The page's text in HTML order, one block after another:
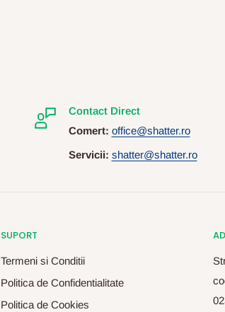
Contact Direct
Comert: office@shatter.ro
Servicii: shatter@shatter.ro
SUPORT
Termeni si Conditii
Politica de Confidentialitate
Politica de Cookies